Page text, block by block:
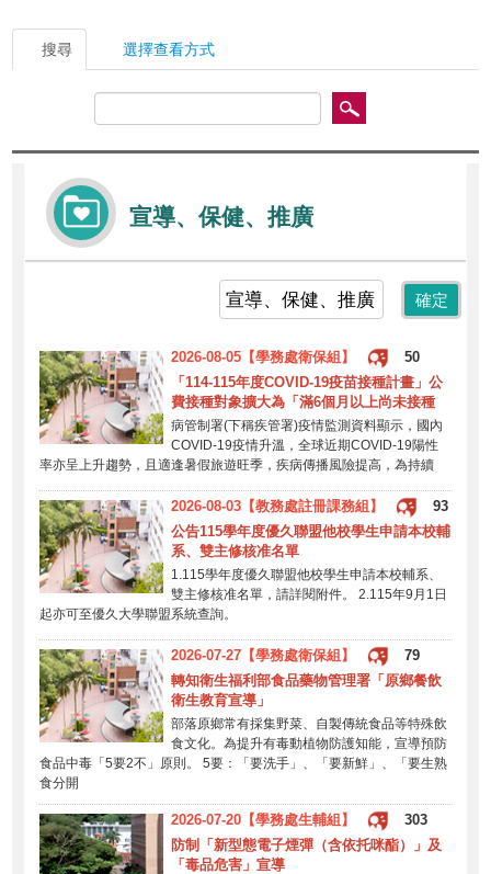
搜尋 選擇查看方式
宣導、保健、推廣
2026-08-05【學務處衛保組】
50
「114-115年度COVID-19疫苗接種計畫」公
費接種對象擴大為「滿6個月以上尚未接種
病管制署(下稱疾管署)疫情監測資料顯示，國內
COVID-19疫情升溫，全球近期COVID-19陽性
率亦呈上升趨勢，且適逢暑假旅遊旺季，疾病傳播風險提高，為持續
2026-08-03【教務處註冊課務組】
93
公告115學年度優久聯盟他校學生申請本校輔
系、雙主修核准名單
1.115學年度優久聯盟他校學生申請本校輔系、
雙主修核准名單，請詳閱附件。 2.115年9月1日
起亦可至優久大學聯盟系統查詢。
2026-07-27【學務處衛保組】
79
轉知衛生福利部食品藥物管理署「原鄉餐飲
衛生教育宣導」
部落原鄉常有採集野菜、自製傳統食品等特殊飲
食文化。為提升有毒動植物防護知能，宣導預防
食品中毒「5要2不」原則。 5要：「要洗手」、「要新鮮」、「要生熟
食分開
2026-07-20【學務處生輔組】
303
防制「新型態電子煙彈（含依托咪酯）」及
「毒品危害」宣導